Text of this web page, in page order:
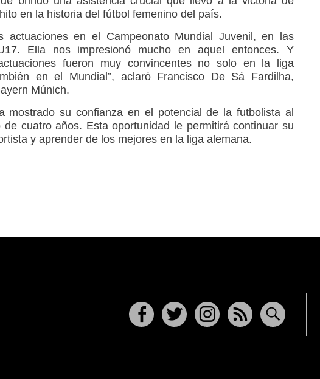
en la historia del fútbol femenino del país.
actuaciones en el Campeonato Mundial Juvenil, en las
Ella nos impresionó mucho en aquel entonces. Y
fueron muy convincentes no solo en la liga
en el Mundial”, aclaró Francisco De Sá Fardilha,
Múnich.
mostrado su confianza en el potencial de la futbolista al
de cuatro años. Esta oportunidad le permitirá continuar su
y aprender de los mejores en la liga alemana.